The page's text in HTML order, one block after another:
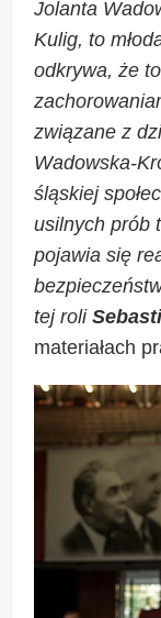
Jolanta
Kulig, to
odkrywa, że
związane z
Wadowska-
śląskiej
usilnych prób
pojawia się
tej roli
materiałach